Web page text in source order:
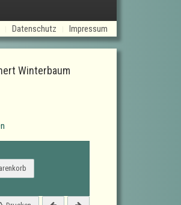
Datenschutz Impressum
Winterbaum